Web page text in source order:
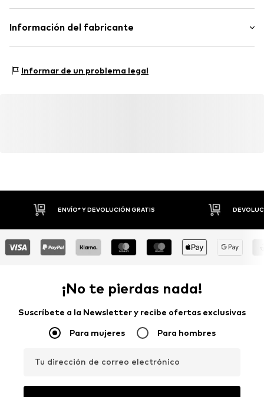
Material superior: Caucho
País de origen: China
Información del fabricante
81379 München
Informar de un problema legal
ENVÍO* Y DEVOLUCIÓN GRATIS
¡No te pierdas nada!
Suscríbete a la Newsletter y recibe ofertas exclusivas
Para mujeres Para hombres
Tu dirección de correo electrónico